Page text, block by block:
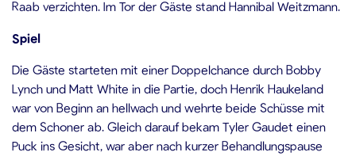
Raab verzichten. Im Tor der Gäste stand Hannibal Weitzmann.
Spiel
Die Gäste starteten mit einer Doppelchance durch Bobby
Lynch und Matt White in die Partie, doch Henrik Haukeland
war von Beginn an hellwach und wehrte beide Schüsse mit
dem Schoner ab. Gleich darauf bekam Tyler Gaudet einen
Puck ins Gesicht, war aber nach kurzer Behandlungspause